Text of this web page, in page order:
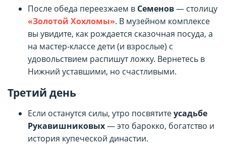
После обеда переезжаем в Семенов— столицу
«Золотой Хохломы». В музейном комплексе
вы увидите, как рождается сказочная посуда, а
на мастер-классе дети (и взрослые) с
удовольствием распишут ложку. Вернетесь в
Нижний уставшими, но счастливыми.
Третий день
Если останутся силы, утро посвятитеусадьбе
Рукавишниковых— это барокко, богатство и
история купеческой династии.